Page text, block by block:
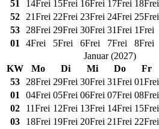
51
14Frei 15Frei 16Frei 17Frei 18Frei
52
21Frei 22Frei 23Frei 24Frei 25Frei
53
28Frei 29Frei 30Frei 31Frei 1Frei
01
4Frei 5Frei 6Frei 7Frei 8Frei
Januar(2027)
KW
Mo Di Mi Do Fr
53
28Frei 29Frei 30Frei 31Frei 01Frei
01
04Frei 05Frei 06Frei 07Frei 08Frei
02
11Frei 12Frei 13Frei 14Frei 15Frei
03
18Frei 19Frei 20Frei 21Frei 22Frei